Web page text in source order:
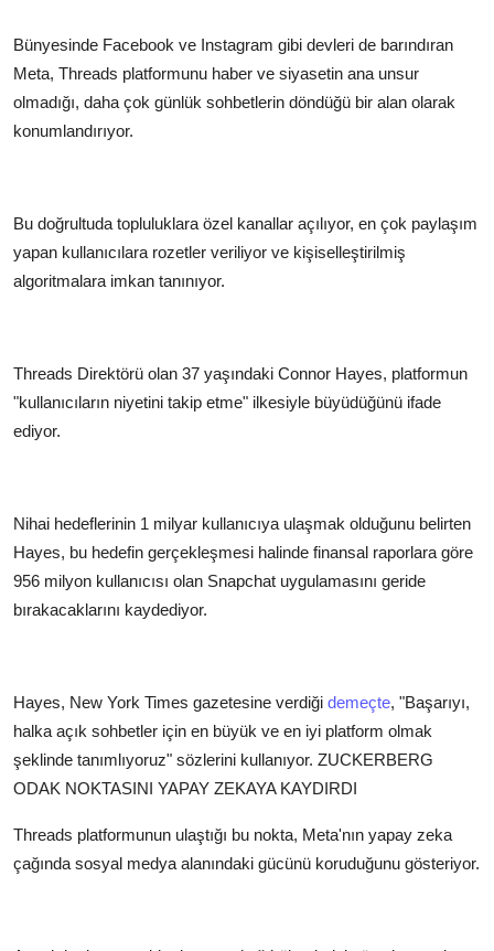
Bünyesinde Facebook ve Instagram gibi devleri de barındıran
Meta, Threads platformunu haber ve siyasetin ana unsur
olmadığı, daha çok günlük sohbetlerin döndüğü bir alan olarak
konumlandırıyor.
Bu doğrultuda topluluklara özel kanallar açılıyor, en çok paylaşım
yapan kullanıcılara rozetler veriliyor ve kişiselleştirilmiş
algoritmalara imkan tanınıyor.
Threads Direktörü olan 37 yaşındaki Connor Hayes, platformun
"kullanıcıların niyetini takip etme" ilkesiyle büyüdüğünü ifade
ediyor.
Nihai hedeflerinin 1 milyar kullanıcıya ulaşmak olduğunu belirten
Hayes, bu hedefin gerçekleşmesi halinde finansal raporlara göre
956 milyon kullanıcısı olan Snapchat uygulamasını geride
bırakacaklarını kaydediyor.
Hayes, New York Times gazetesine verdiği demeçte, "Başarıyı,
halka açık sohbetler için en büyük ve en iyi platform olmak
şeklinde tanımlıyoruz" sözlerini kullanıyor. ZUCKERBERG
ODAK NOKTASINI YAPAY ZEKAYA KAYDIRDI
Threads platformunun ulaştığı bu nokta, Meta'nın yapay zeka
çağında sosyal medya alanındaki gücünü koruduğunu gösteriyor.